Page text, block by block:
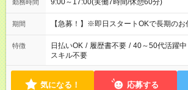
勤務時間 9:00～17:00(実働7時間/休憩60分)
期間 【急募！】※即日スタートOKで長期のお
特徴 日払いOK / 履歴書不要 / 40～50代活躍中
スキル不要
気になる！ 応募する